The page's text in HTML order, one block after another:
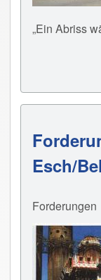
„Ein Abriss
Esch/
Forderungen